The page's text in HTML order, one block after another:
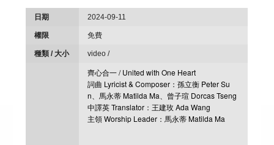
日期 2024-09-11
權限 免費
種類 / 大小 video /
齊心合一 / United with One Heart
詞曲 Lyricist & Composer：孫立衡 Peter Su
n、馬永蒂 Matilda Ma、曾子瑄 Dorcas Tseng
中譯英 Translator：王建玫 Ada Wang
主領 Worship Leader：馬永蒂 Matilda Ma